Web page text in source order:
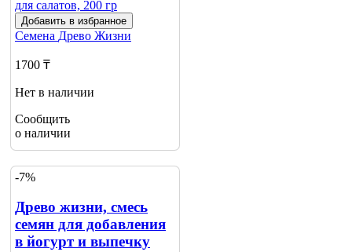
Добавить в избранное
Семена Древо Жизни
1700 ₸
Нет в наличии
Сообщить
о наличии
-7%
Древо жизни, смесь
семян для добавления
в йогурт и выпечку